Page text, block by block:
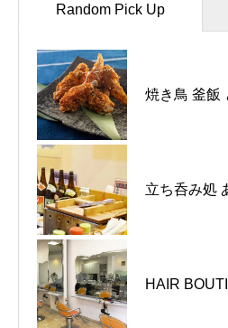
Random Pick Up
焼き鳥 釜飯
立ち呑み処
HAIR
河内長野市
河内長野市
富田林市｜